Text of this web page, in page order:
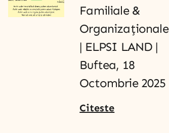
Familiale &
Organizaționale
| ELPSI LAND |
Buftea, 18
Octombrie 2025
Citeste